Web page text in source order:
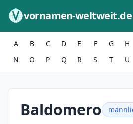
vornamen-weltweit.de
A B C D E F G H
N
O P Q R S T U
Baldomero